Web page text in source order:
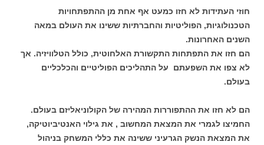
חוזי העתידות לא חזו כמעט אף אחת מן ההתפתחויות
הטכנולוגיות, הפוליטיות והחברתיות ששינו את העולם במאה
השנים האחרונות.
הם חזו את התפתחות התקשורת האלחוטית, כולל הטלוויזיה. אך
לא צפו את השפעתם על התהליכים הפוליטיים והכלכליים
בעולם.
הם לא חזו את ההתפוררות המהירה של הקולוניאליזם בעולם.
החמיצו לגמרי את המצאת המחשוב , את גילוי האנטיביוטיקה,
את המצאת הנשק הגרעיני ששינה את כללי המשחק בניהול